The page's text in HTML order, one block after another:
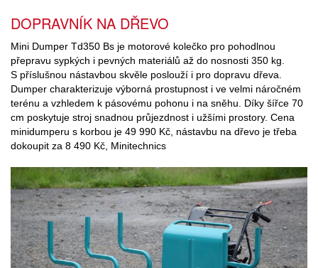
DOPRAVNÍK NA DŘEVO
Mini Dumper Td350 Bs je motorové kolečko pro pohodlnou
přepravu sypkých i pevných materiálů až do nosnosti 350 kg.
S příslušnou nástavbou skvěle poslouží i pro dopravu dřeva.
Dumper charakterizuje výborná prostupnost i ve velmi náročném
terénu a vzhledem k pásovému pohonu i na sněhu. Díky šířce 70
cm poskytuje stroj snadnou průjezdnost i užšími prostory. Cena
minidumperu s korbou je 49 990 Kč, nástavbu na dřevo je třeba
dokoupit za 8 490 Kč, Minitechnics